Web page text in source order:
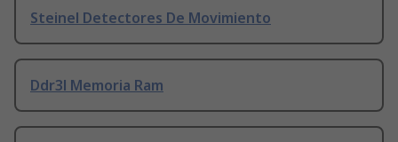
Steinel Detectores De Movimiento
Ddr3l Memoria Ram